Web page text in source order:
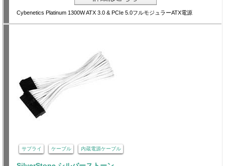
Cybenetics Platinum 1300W ATX 3.0 & PCIe 5.0フルモジュラーATX電源
サプライ ケーブル 内蔵電源ケーブル